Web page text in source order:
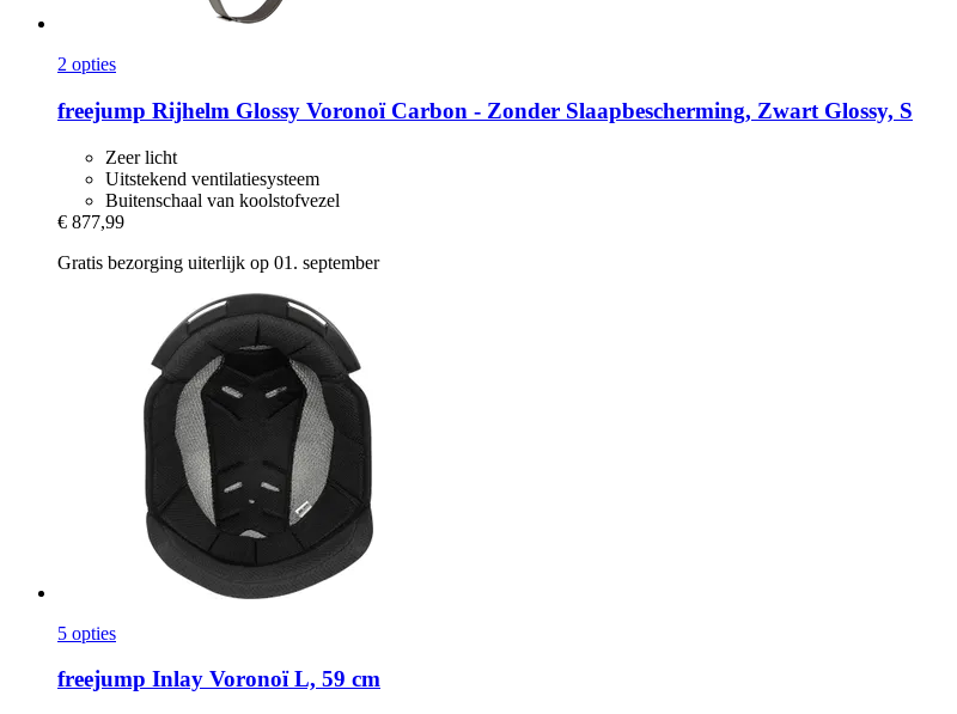
2 opties
freejump Rijhelm Glossy Voronoï Carbon -​ Zonder Slaapbescherming, Zwart Glossy, S
Zeer licht
Uitstekend ventilatiesysteem
Buitenschaal van koolstofvezel
€ 877,99
Gratis bezorging uiterlijk op 01. september
5 opties
freejump Inlay Voronoï L, 59 cm